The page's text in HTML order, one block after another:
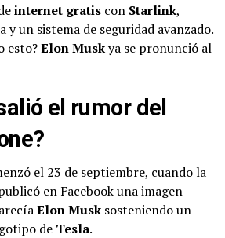
internet gratis con Starlink,
y un sistema de seguridad avanzado.
esto?Elon Muskya se pronunció al
el rumor del
el 23 de septiembre, cuando la
en Facebook una imagen
Elon Musk sosteniendo un
de Tesla.